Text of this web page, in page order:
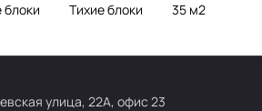
блоки Тихие блоки 35 м2
улица, 22А, офис 23